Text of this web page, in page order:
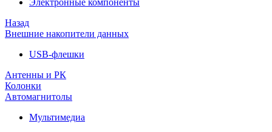
Электронные компоненты
Назад
Внешние накопители данных
USB-флешки
Антенны и РК
Колонки
Автомагнитолы
Мультимедиа